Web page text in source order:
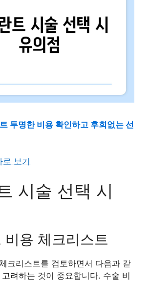
투명한 비용 확인하고 후회없는 선
로 보기
시술 선택 시
비용 체크리스트
체크리스트를 검토하면서 다음과 같
려하는 것이 중요합니다. 수술 비